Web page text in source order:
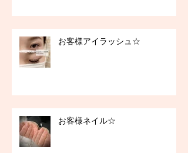
お客様アイラッシュ☆
お客様ネイル☆